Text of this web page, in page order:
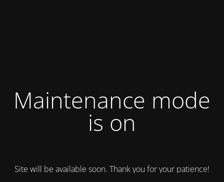
Maintenance mode
is on
Site will be available soon. Thank you for your patience!